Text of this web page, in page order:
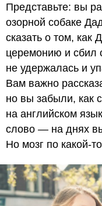
Представьте: вы
озорной собаке
сказать о том,
церемонию и сбил
не удержалась и
Вам важно
но вы забыли, как
на английском
слово — на днях
Но мозг по какой-